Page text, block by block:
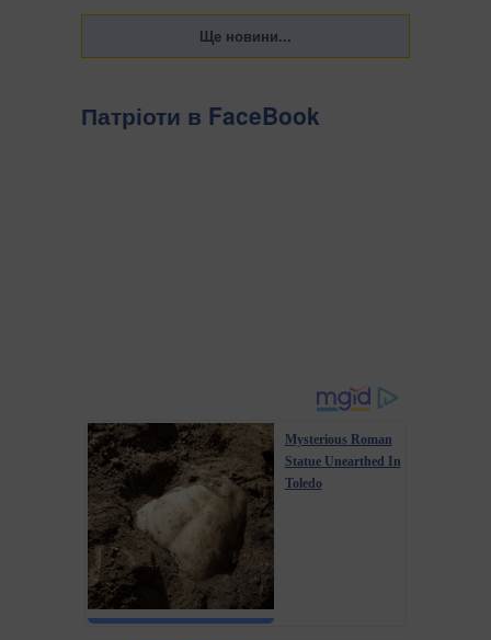
Патріоти в FaceBook
Mysterious Roman
Statue Unearthed In
Toledo